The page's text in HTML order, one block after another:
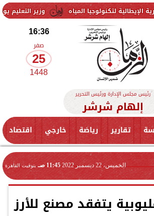
وزير التعليم يوقع اتفاقية المياه
16:36
صفر
25
1448
رئيس مجلس الإدارة ورئيس التحرير
إلهام شرشر
تقارير رياضة خارجي اقتصاد
الخميس، 22 ديسمبر 2022 11:45 صـ بتوقيت القاهرة
يتفقد مصنع للأرز